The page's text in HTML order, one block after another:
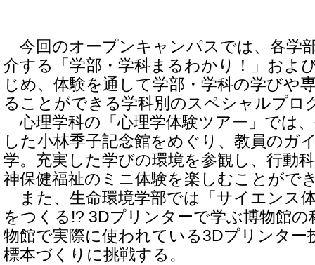
今回のオープンキャンパスでは、各学
介する「学部・学科まるわかり！」およ
じめ、体験を通して学部・学科の学びや
ることができる学科別のスペシャルプロ
心理学科の「心理学体験ツアー」では
した小林季子記念館をめぐり、教員のガ
学。充実した学びの環境を参観し、行動
神保健福祉のミニ体験を楽しむことがで
また、生命環境学部では「サイエンス
をつくる!? 3Dプリンターで学ぶ博物館の
物館で実際に使われている3Dプリンター
標本づくりに挑戦する。